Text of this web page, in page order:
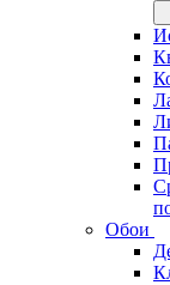
Обои